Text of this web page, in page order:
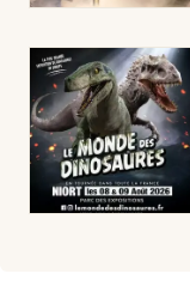
Newsletter des
Artistes en
Actus à Sablé-